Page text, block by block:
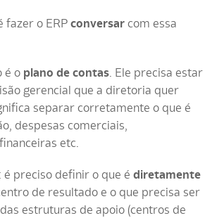
fazer o ERP conversar com essa
é o plano de contas . Ele precisa estar
gerencial que a diretoria quer
separar corretamente o que é
despesas comerciais,
etc.
é preciso definir o que é diretamente
de resultado e o que precisa ser
estruturas de apoio (centros de